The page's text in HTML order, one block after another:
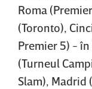
Roma
(Toronto),
Premier 5) - în
(Turneul
Slam), Madrid